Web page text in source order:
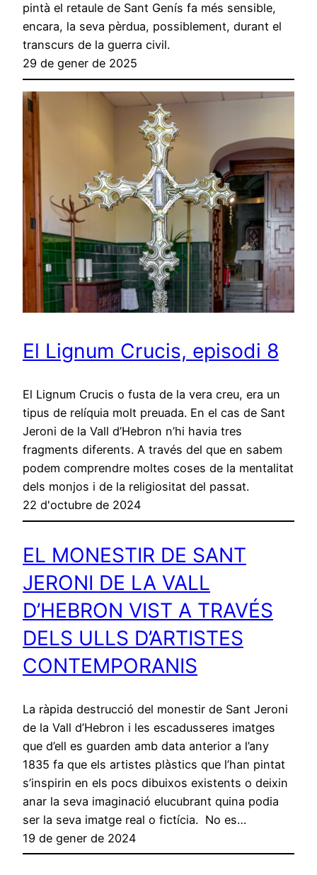
pintà el retaule de Sant Genís fa més sensible,
encara, la seva pèrdua, possiblement, durant el
transcurs de la guerra civil.
29 de gener de 2025
El Lignum Crucis, episodi 8
El Lignum Crucis o fusta de la vera creu, era un
tipus de relíquia molt preuada. En el cas de Sant
Jeroni de la Vall d’Hebron n’hi havia tres
fragments diferents. A través del que en sabem
podem comprendre moltes coses de la mentalitat
dels monjos i de la religiositat del passat.
22 d'octubre de 2024
EL MONESTIR DE SANT
JERONI DE LA VALL
D’HEBRON VIST A TRAVÉS
DELS ULLS D’ARTISTES
CONTEMPORANIS
La ràpida destrucció del monestir de Sant Jeroni
de la Vall d’Hebron i les escadusseres imatges
que d’ell es guarden amb data anterior a l’any
1835 fa que els artistes plàstics que l’han pintat
s’inspirin en els pocs dibuixos existents o deixin
anar la seva imaginació elucubrant quina podia
ser la seva imatge real o fictícia. No es…
19 de gener de 2024